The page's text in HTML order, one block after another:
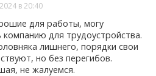
в 20:40
для работы, могу
для трудоустройства.
лишнего, порядки свои
но без перегибов.
не жалуемся.